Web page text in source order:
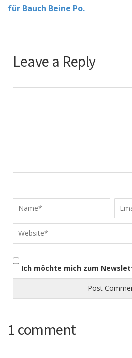
für Bauch Beine Po.
Leave a Reply
Ich möchte mich zum
1 comment